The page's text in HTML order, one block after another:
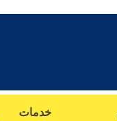
خدمات